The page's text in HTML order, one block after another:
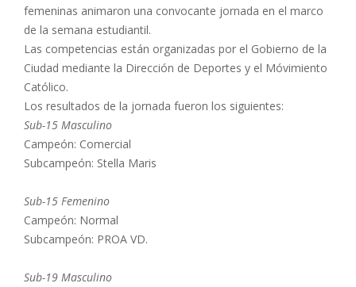
femeninas animaron una convocante jornada en el marco
de la semana estudiantil.
Las competencias están organizadas por el Gobierno de la
Ciudad mediante la Dirección de Deportes y el Móvimiento
Católico.
Los resultados de la jornada fueron los siguientes:
Sub-15 Masculino
Campeón: Comercial
Subcampeón: Stella Maris
Sub-15 Femenino
Campeón: Normal
Subcampeón: PROA VD.
Sub-19 Masculino